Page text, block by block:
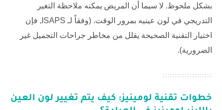
بشكل ملحوظ. لا سيما أن المريض يمكنه ملاحظة التغير
التدريجي في لون عينيه بمرور الوقت. (وفقاً لـ ISAPS , فإن
اختيار التقنية الصحيحة يقلل من مخاطر جراحات التجميل غير
الضرورية).
خطوات تقنية لومينيز: كيف يتم تغيير لون العين